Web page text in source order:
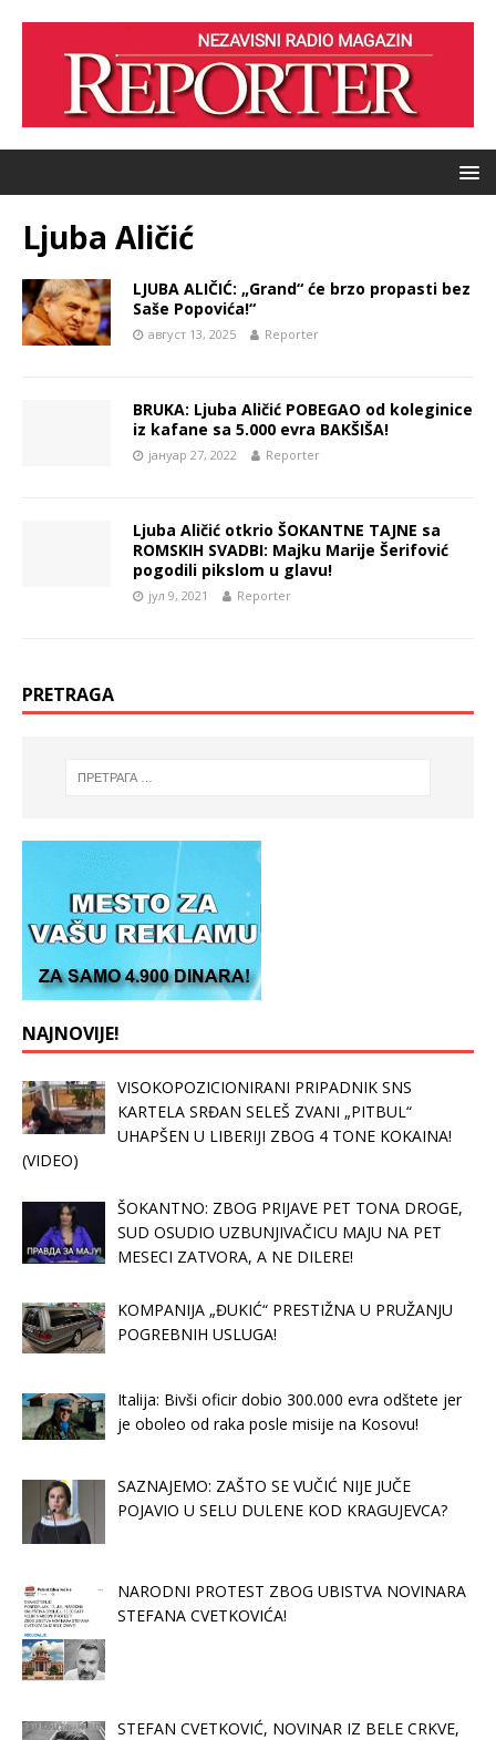
Ljuba Aličić
LJUBA ALIČIĆ: „Grand“ će brzo propasti bez
Saše Popovića!“
август 13, 2025 Reporter
BRUKA: Ljuba Aličić POBEGAO od koleginice
iz kafane sa 5.000 evra BAKŠIŠA!
јануар 27, 2022 Reporter
Ljuba Aličić otkrio ŠOKANTNE TAJNE sa
ROMSKIH SVADBI: Majku Marije Šerifović
pogodili pikslom u glavu!
јул 9, 2021 Reporter
PRETRAGA
NAJNOVIJE!
VISOKOPOZICIONIRANI PRIPADNIK SNS
KARTELA SRĐAN SELEŠ ZVANI „PITBUL“
UHAPŠEN U LIBERIJI ZBOG 4 TONE KOKAINA!
(VIDEO)
ŠOKANTNO: ZBOG PRIJAVE PET TONA DROGE,
SUD OSUDIO UZBUNJIVAČICU MAJU NA PET
MESECI ZATVORA, A NE DILERE!
KOMPANIJA „ĐUKIĆ“ PRESTIŽNA U PRUŽANJU
POGREBNIH USLUGA!
Italija: Bivši oficir dobio 300.000 evra odštete jer
je oboleo od raka posle misije na Kosovu!
SAZNAJEMO: ZAŠTO SE VUČIĆ NIJE JUČE
POJAVIO U SELU DULENE KOD KRAGUJEVCA?
NARODNI PROTEST ZBOG UBISTVA NOVINARA
STEFANA CVETKOVIĆA!
STEFAN CVETKOVIĆ, NOVINAR IZ BELE CRKVE,